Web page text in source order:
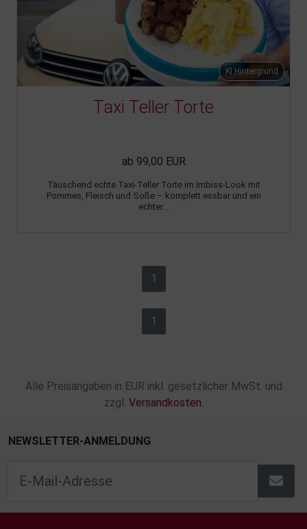
KI Hintergrund
Taxi Teller Torte
ab 99,00 EUR
Täuschend echte Taxi-Teller Torte im Imbiss-Look mit
Pommes, Fleisch und Soße – komplett essbar und ein
echter...
1
1
Alle Preisangaben in EUR inkl. gesetzlicher MwSt. und
zzgl. Versandkosten.
NEWSLETTER-ANMELDUNG